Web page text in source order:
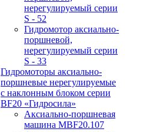
нерегулируемый cерии
S - 52
Гидромотор аксиально-
поршневой,
нерегулируемый cерии
S - 33
Гидромоторы аксиально-
поршневые нерегулируемые
с наклонным блоком серии
BF20 «Гидросила»
Аксиально-поршневая
машина MBF20.107